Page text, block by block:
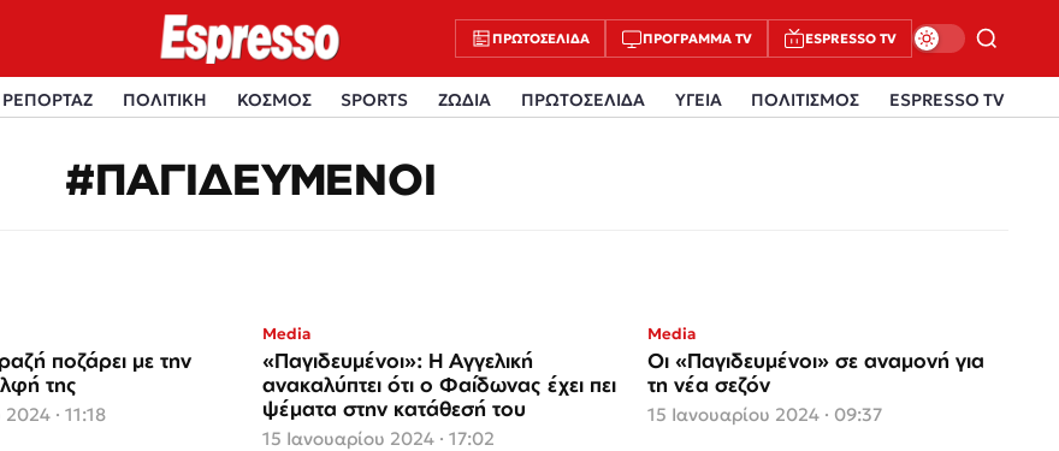
ΠΡΩΤΟΣΈΛΙΔΑ ΠΡΌΓΡΑΜΜΑ TV ESPRESSO TV
ΡΕΠΟΡΤΑΖ ΠΟΛΙΤΙΚΗ ΚΟΣΜΟΣ SPORTS ΖΩΔΙΑ ΠΡΩΤΟΣΕΛΙΔΑ ΥΓΕΙΑ ΠΟΛΙΤΙΣΜΟΣ ESPRESSO TV
#ΠΑΓΙΔΕΥΜΕΝΟΙ
ποζάρει με την
της
· 11:18
Media
«Παγιδευμένοι»: Η Αγγελική
ανακαλύπτει ότι ο Φαίδωνας έχει πει
ψέματα στην κατάθεσή του
15 Ιανουαρίου 2024 · 17:02
Media
Οι «Παγιδευμένοι» σε αναμονή για
τη νέα σεζόν
15 Ιανουαρίου 2024 · 09:37